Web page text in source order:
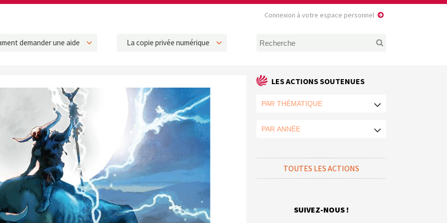
demander une aide La copie privée numérique
Connexion à votre espace personnel
LES ACTIONS SOUTENUES
TOUTES LES ACTIONS
SUIVEZ-NOUS !